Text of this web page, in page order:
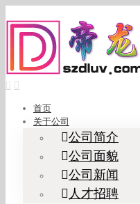
to
content
首页
关于公司
公司简介
公司面貌
公司新闻
人才招聘